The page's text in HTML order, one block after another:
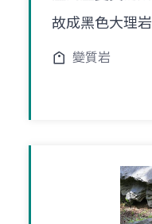
故成黑色大理岩
變質岩